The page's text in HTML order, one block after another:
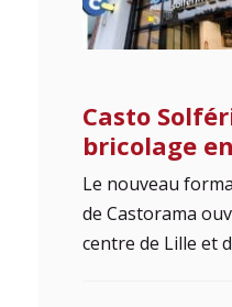
Casto
bricolage
Le nouveau
de Castorama
centre de Lille et